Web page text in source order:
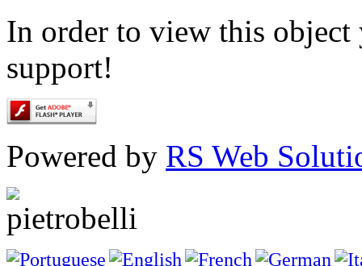
In order to view this object
support!
Powered by RS Web